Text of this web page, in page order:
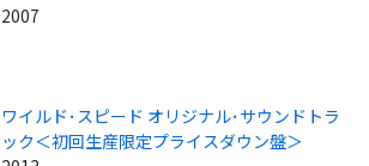
2007
ワイルド･スピード オリジナル･サウンドトラ
ック＜初回生産限定プライスダウン盤＞